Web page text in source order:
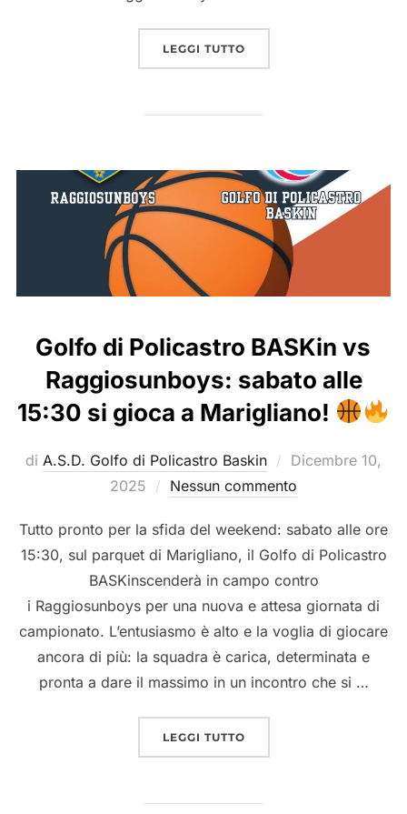
LEGGI TUTTO“UN GESTO SPECIALE
Golfo di Policastro BASKin vs
Raggiosunboys: sabato alle
15:30 si gioca a Marigliano!
di A.S.D. Golfo di Policastro Baskin
Pubblicato
il
Dicembre 10,
2025
Nessun commento
Tutto pronto per la sfida del weekend: sabato alle ore
15:30, sul parquet di Marigliano, il Golfo di Policastro
BASKinscenderà in campo contro
i Raggiosunboys per una nuova e attesa giornata di
campionato. L’entusiasmo è alto e la voglia di giocare
ancora di più: la squadra è carica, determinata e
pronta a dare il massimo in un incontro che si …
LEGGI TUTTO“GOLFO DI